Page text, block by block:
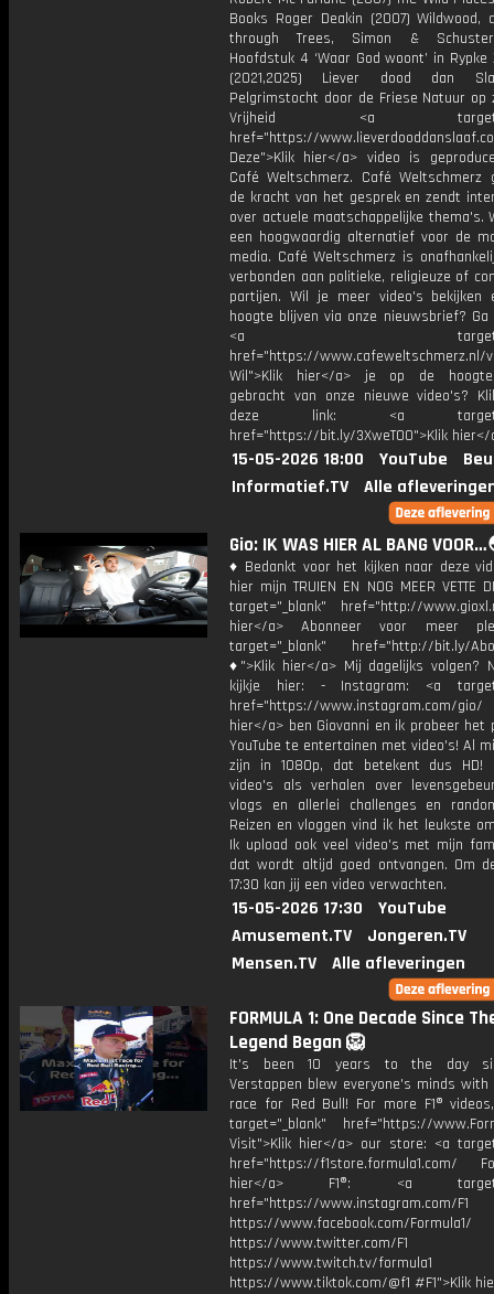
Books Roger Deakin (2007) Wildwood,
through Trees, Simon &
Hoofdstuk 4 ‘Waar God woont’ in Rypke
(2021,2025) Liever dood dan
Pelgrimstocht door de Friese Natuur op
Vrijheid <a
href="https://
Deze">Klik hier</a> video is
Café Weltschmerz. Café Weltschmerz
de kracht van het gesprek en zendt
over actuele maatschappelijke thema's.
een hoogwaardig alternatief voor de
media. Café Weltschmerz is
verbonden aan politieke, religieuze of
partijen. Wil je meer video's bekijken
hoogte blijven via onze nieuwsbrief? Ga
<a
href="https://www.cafeweltschmerz.nl/
Wil">Klik hier</a> je op de
gebracht van onze nieuwe video's?
deze link: <a
href="https://bit.ly/3XweTO0">Klik hier</
15-05-2026 18:00 YouTube
Informatief.TV
Alle
Gio: IK WAS HIER AL BANG
♦ Bedankt voor het kijken naar deze
hier mijn TRUIEN EN NOG MEER VETTE
target="_blank" href="http://
hier</a> Abonneer voor meer
target="_blank" href="http://bit.ly/
♦">Klik hier</a> Mij dagelijks volgen?
kijkje hier: - Instagram: <a
href="https://www.instagram.com/
hier</a> ben Giovanni en ik probeer het
YouTube te entertainen met video's! Al
zijn in 1080p, dat betekent dus HD!
video's als verhalen over
vlogs en allerlei challenges en
Reizen en vloggen vind ik het leukste
Ik upload ook veel video's met mijn
dat wordt altijd goed ontvangen. Om
17:30 kan jij een video verwachten.
15-05-2026 17:30
YouTube
Amusement.TV
Jongeren.TV
Mensen.TV
Alle afleveringen
FORMULA 1: One Decade Since
Legend Began 🦁
It's been 10 years to the day
Verstappen blew everyone's minds
race for Red Bull! For more F1®
target="_blank" href="https://
Visit">Klik hier</a> our store: <a
href="https://f1store.formula1.com/
hier</a> F1®: <a
href="https://www.instagram.com/F1
https://www.facebook.com/Formula1/
https://www.twitter.com/F1
https://www.twitch.tv/formula1
https://www.tiktok.com/@f1 #F1">Klik